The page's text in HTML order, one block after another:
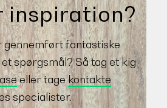
inspiration?
gennemført fantastiske
spørgsmål? Så tag et kig
eller tagekontakte
specialister.